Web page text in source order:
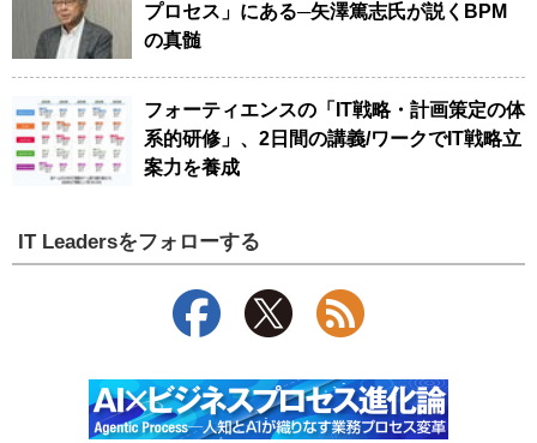
プロセス」にある─矢澤篤志氏が説くBPM
の真髄
フォーティエンスの「IT戦略・計画策定の体
系的研修」、2日間の講義/ワークでIT戦略立
案力を養成
IT Leadersをフォローする